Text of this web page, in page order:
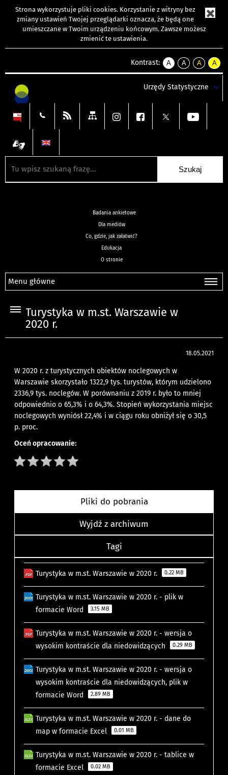
Strona wykorzystuje pliki cookies. Korzystanie z witryny bez
zmiany ustawień Twojej przeglądarki oznacza, że będą one
umieszczane w Twoim urządzeniu końcowym. Zawsze możesz
zmienić te ustawienia.
Kontrast:
A
kontrast
A
kontrast
tekst
czarnym
A
kontrast
tekst
czarnym
A
tekst
żółtym
Urzędy Statystyczne
Badania ankietowe
Dla mediów
Co, gdzie, jak załatwić?
Edukacja
O stronie
Menu główne
Turystyka w m.st. Warszawie w
2020 r.
18.05.2021
W 2020 r. z turystycznych obiektów noclegowych w
Warszawie skorzystało 1322,9 tys. turystów, którym udzielono
2336,9 tys. noclegów. W porównaniu z 2019 r. było to mniej
odpowiednio o 65,3% i o 64,3%. Stopień wykorzystania miejsc
noclegowych wyniósł 22,4% i w ciągu roku obniżył się o 30,5
p. proc.
Oceń opracowanie:
Pliki do pobrania
Wyjdź z archiwum
Tagi
Turystyka w m.st. Warszawie w 2020 r. 0.22 MB
Turystyka w m.st. Warszawie w 2020 r. - plik w
formacie Word
3.15 MB
Turystyka w m.st. Warszawie w 2020 r. - wersja o
wysokim kontraście dla niedowidzących
0.29 MB
Turystyka w m.st. Warszawie w 2020 r. - wersja o
wysokim kontraście dla niedowidzących, plik w
formacie Word
2.89 MB
Turystyka w m.st. Warszawie w 2020 r. - dane do
map w formacie Excel
0.01 MB
Turystyka w m.st. Warszawie w 2020 r. - tablice w
formacie Excel
0.02 MB